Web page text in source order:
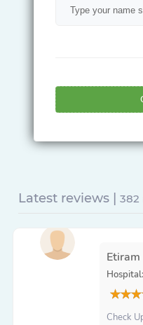
Latest reviews | 382
Etiram
Hospital:
Check